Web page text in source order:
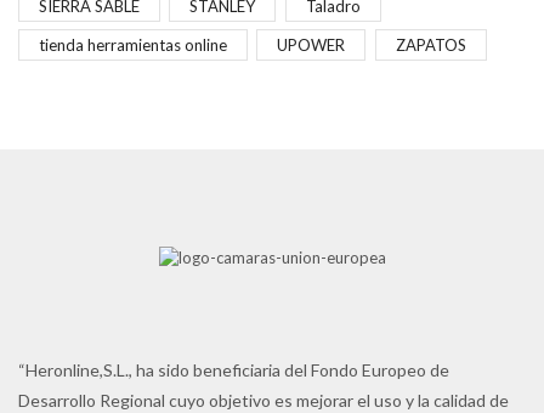
SIERRA SABLE STANLEY Taladro
tienda herramientas online UPOWER ZAPATOS
“Heronline,S.L., ha sido beneficiaria del Fondo Europeo de
Desarrollo Regional cuyo objetivo es mejorar el uso y la calidad de